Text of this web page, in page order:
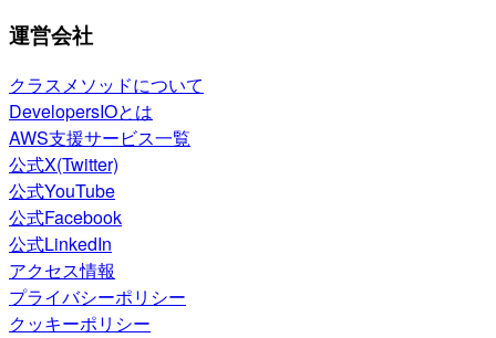
運営会社
クラスメソッドについて
DevelopersIOとは
AWS支援サービス一覧
公式X(Twitter)
公式YouTube
公式Facebook
公式LinkedIn
アクセス情報
プライバシーポリシー
クッキーポリシー